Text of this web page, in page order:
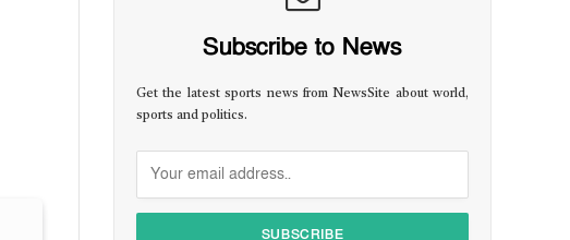
Subscribe to News
Get the latest sports news from NewsSite about world,
sports and politics.